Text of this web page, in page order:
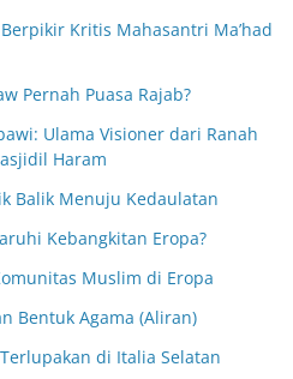
Kritis Mahasantri Ma’had
Pernah Puasa Rajab?
Ulama Visioner dari Ranah
Haram
Balik Menuju Kedaulatan
Kebangkitan Eropa?
Muslim di Eropa
Bentuk Agama (Aliran)
di Italia Selatan